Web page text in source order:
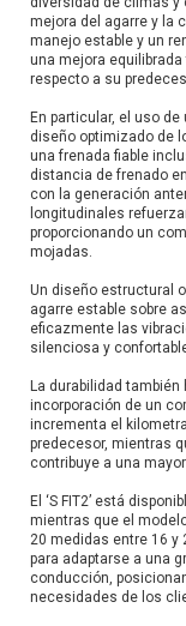
mejora del agarre y la
manejo estable y un
una mejora
respecto a su
En particular, el uso
diseño optimizado de
una frenada fiable
distancia de frenado
con la generación
longitudinales
proporcionando un
mojadas.
Un diseño estructural
agarre estable sobre
eficazmente las
silenciosa y
La durabilidad
incorporación de un
incrementa el
predecesor, mientras
contribuye a una
El ‘S FIT2’ está
mientras que el modelo
20 medidas entre 16 y
para adaptarse a una
conducción,
necesidades de los